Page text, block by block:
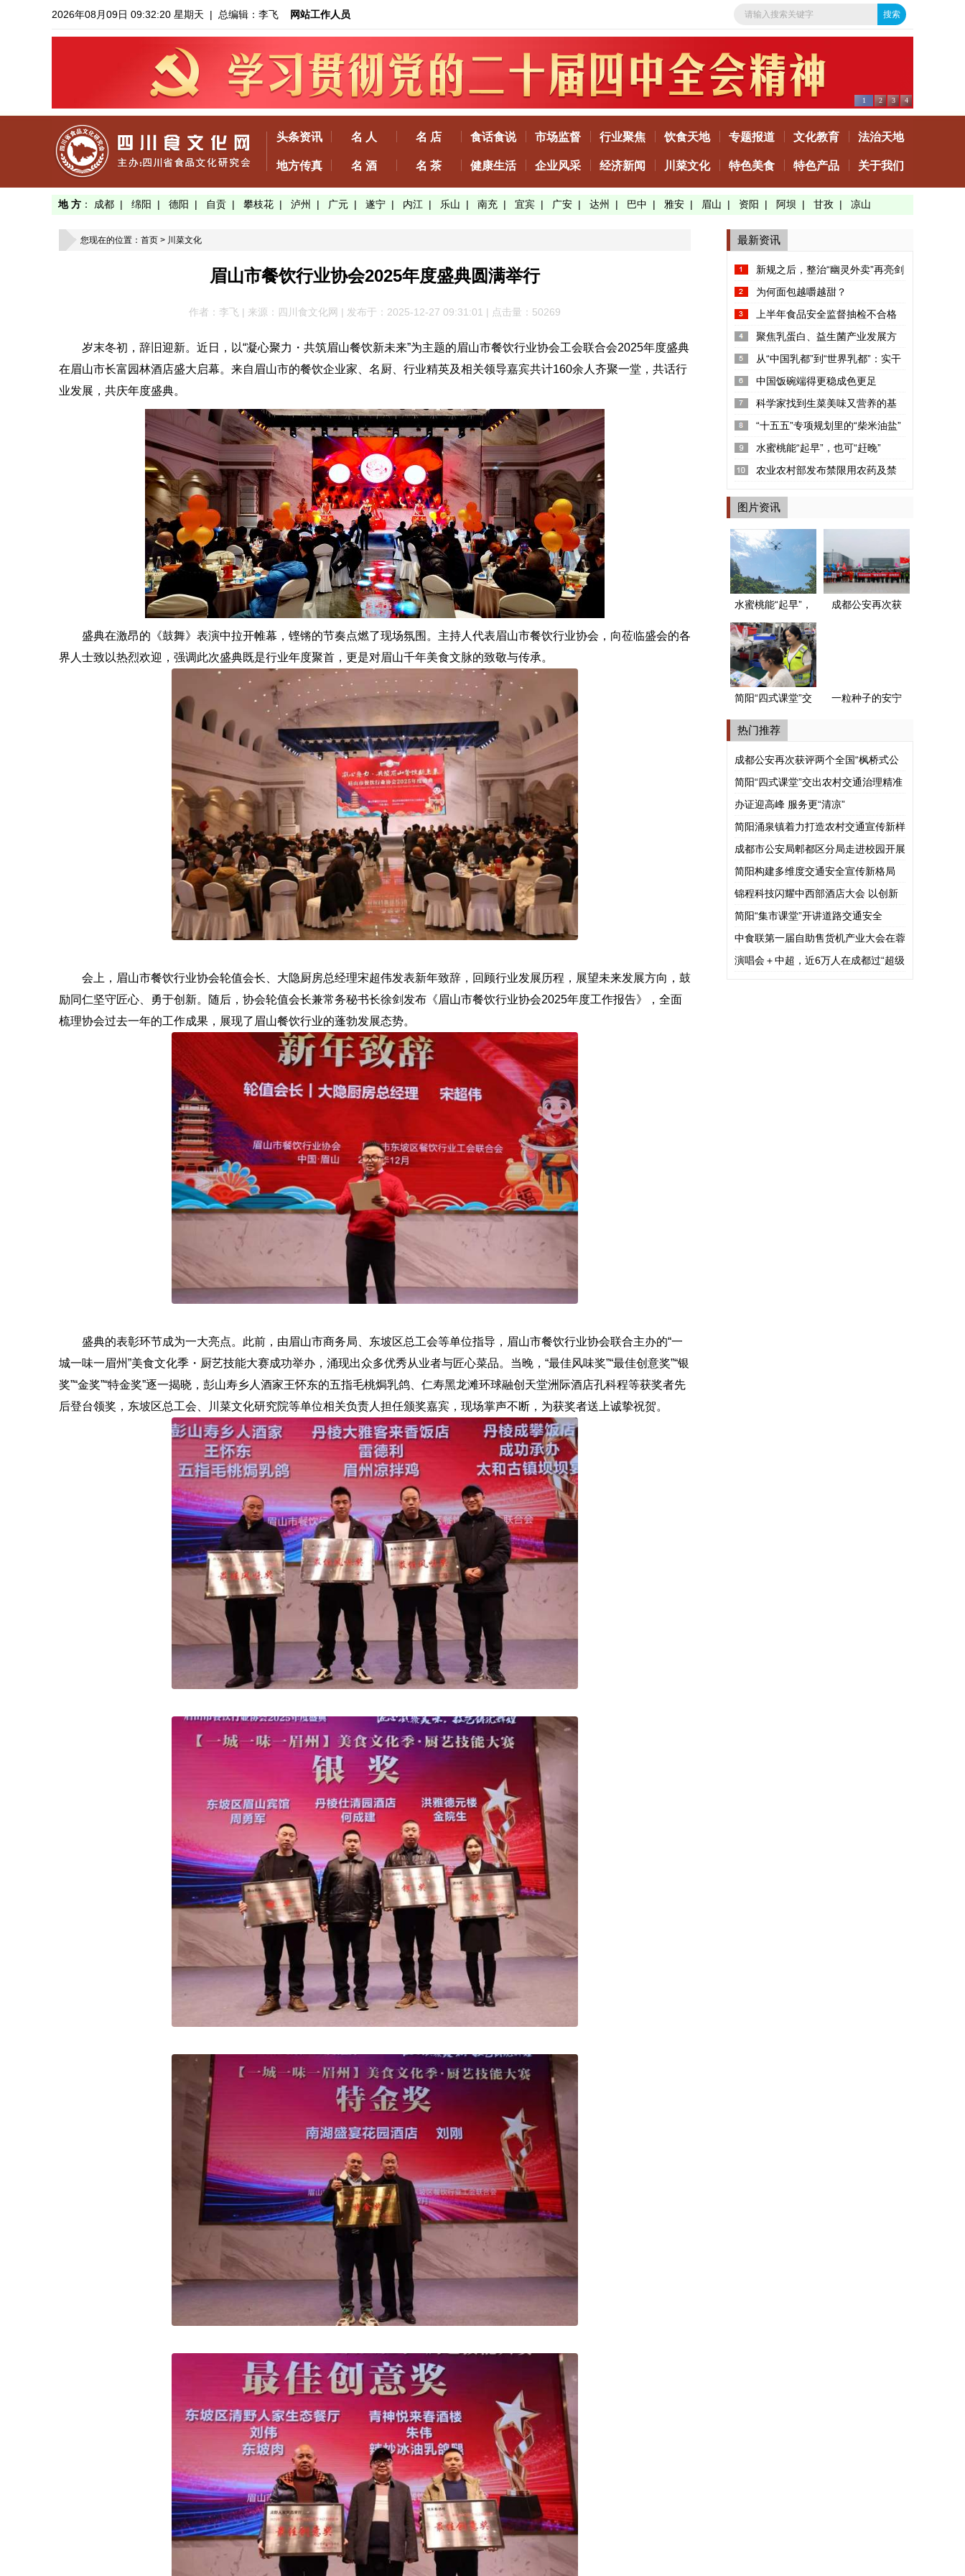
2026年08月09日 09:32:22 星期天 | 总编辑：李飞 网站工作人员
3 4
头条资讯 名 人 名 店 食话食说 市场监督 行业聚焦 饮食天地 专题报道 文化教育 法治天地
地方传真 名 酒 名 茶 健康生活 企业风采 经济新闻 川菜文化 特色美食 特色产品 关于我们
地 方 ： 成都 | 绵阳 | 德阳 | 自贡 | 攀枝花 | 泸州 | 广元 | 遂宁 | 内江 | 乐山 | 南充 | 宜宾 | 广安 | 达州 | 巴中 | 雅安 | 眉山 | 资阳 | 阿坝 | 甘孜 | 凉山
最新资讯
新规之后，整治“幽灵外卖”再亮剑
为何面包越嚼越甜？
上半年食品安全监督抽检不合格
率2.22%聚焦乳蛋白、益生菌产业发展方
向 “可感知高品质探寻荟”呼和浩...
从“中国乳都”到“世界乳都”：实干
铸就的产业丰碑
中国饭碗端得更稳成色更足
科学家找到生菜美味又营养的基
因密码“十五五”专项规划里的“柴米油盐”
水蜜桃能“起早”，也可“赶晚”
农业农村部发布禁限用农药及禁
图片资讯
水蜜桃能“起早”，
也可“赶晚”
成都公安再次获
简阳“四式课堂”交
出农村交通治理
精准答卷
一粒种子的安宁
热门推荐
成都公安再次获评两个全国“枫桥式公
安派出所”
简阳“四式课堂”交出农村交通治理精准
答卷
办证迎高峰 服务更“清凉”
简阳涌泉镇着力打造农村交通宣传新样
板
成都市公安局郫都区分局走进校园开展
涉外法治宣讲
简阳构建多维度交通安全宣传新格局
锦程科技闪耀中西部酒店大会 以创新
模式赋能酒旅产业共赢
简阳“集市课堂”开讲道路交通安全
中食联第一届自助售货机产业大会在蓉
举行
演唱会＋中超，近6万人在成都过“超级
您现在的位置： 首页 > 川菜文化
眉山市餐饮行业协会2025年度盛典圆满举行
作者：李飞 | 来源：四川食文化网 | 发布于：2025-12-27 09:31:01 | 点击量：50269
岁末冬初，辞旧迎新。近日，以“凝心聚力・共筑眉山餐饮新未来”为主题的眉山市餐饮行业协会工会联合会2025年度盛典
在眉山市长富园林酒店盛大启幕。来自眉山市的餐饮企业家、名厨、行业精英及相关领导嘉宾共计160余人齐聚一堂，共话行
业发展，共庆年度盛典。
盛典在激昂的《鼓舞》表演中拉开帷幕，铿锵的节奏点燃了现场氛围。主持人代表眉山市餐饮行业协会，向莅临盛会的各
界人士致以热烈欢迎，强调此次盛典既是行业年度聚首，更是对眉山千年美食文脉的致敬与传承。
会上，眉山市餐饮行业协会轮值会长、大隐厨房总经理宋超伟发表新年致辞，回顾行业发展历程，展望未来发展方向，鼓
励同仁坚守匠心、勇于创新。随后，协会轮值会长兼常务秘书长徐剑发布《眉山市餐饮行业协会2025年度工作报告》，全面
梳理协会过去一年的工作成果，展现了眉山餐饮行业的蓬勃发展态势。
盛典的表彰环节成为一大亮点。此前，由眉山市商务局、东坡区总工会等单位指导，眉山市餐饮行业协会联合主办的“一
城一味一眉州”美食文化季・厨艺技能大赛成功举办，涌现出众多优秀从业者与匠心菜品。当晚，“最佳风味奖”“最佳创意奖”“银
奖”“金奖”“特金奖”逐一揭晓，彭山寿乡人酒家王怀东的五指毛桃焗乳鸽、仁寿黑龙滩环球融创天堂洲际酒店孔科程等获奖者先
后登台领奖，东坡区总工会、川菜文化研究院等单位相关负责人担任颁奖嘉宾，现场掌声不断，为获奖者送上诚挚祝贺。